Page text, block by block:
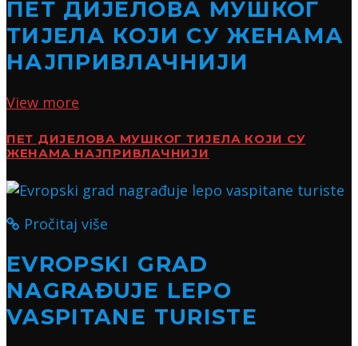
ПЕТ ДИЈЕЛОВА МУШКОГ
ТИЈЕЛА КОЈИ СУ ЖЕНАМА
НАЈПРИВЛАЧНИЈИ
View more
ПЕТ ДИЈЕЛОВА МУШКОГ ТИЈЕЛА КОЈИ СУ
ЖЕНАМА НАЈПРИВЛАЧНИЈИ
Pročitaj više
EVROPSKI GRAD
NAGRAĐUJE LEPO
VASPITANE TURISTE